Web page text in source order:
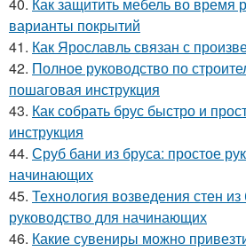
варианты покрытий
41. Как Ярославль связан с
42. Полное руководство по
пошаговая инструкция
43. Как собрать брус быстро и
инструкция
44. Сруб бани из бруса: простое
начинающих
45. Технология возведения стен
руководство для начинающих
46. Какие сувениры можно